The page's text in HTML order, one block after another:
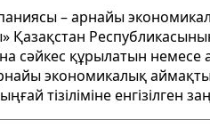
– арнайы
Қазақстан
сәйкес құрылатын немесе
экономикалық
тізіліміне енгізілген